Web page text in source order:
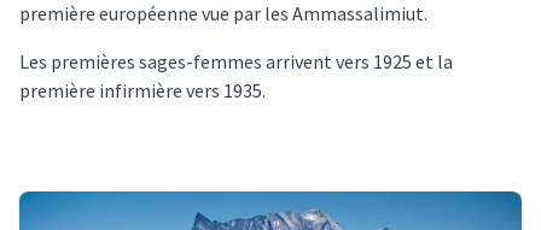
première européenne vue par les Ammassalimiut.
Les premières sages-femmes arrivent vers 1925 et la
première infirmière vers 1935.